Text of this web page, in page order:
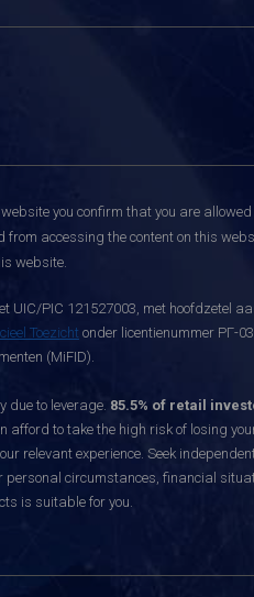
you confirm that you are
accessing the content on this
website.
PIC 121527003, met hoofdzetel
Toezicht onder licentienummer РГ-
(MiFID).
due to leverage. 85.5% of retail
to take the high risk of losing
relevant experience. Seek
circumstances, financial
is suitable for you.